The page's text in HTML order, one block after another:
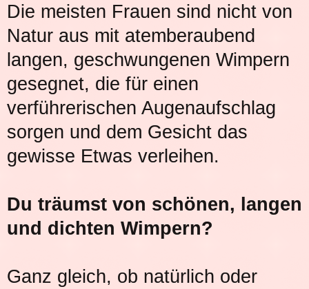
Die meisten Frauen sind nicht von
Natur aus mit atemberaubend
langen, geschwungenen Wimpern
gesegnet, die für einen
verführerischen Augenaufschlag
sorgen und dem Gesicht das
gewisse Etwas verleihen.
Du träumst von schönen, langen
und dichten Wimpern?
Ganz gleich, ob natürlich oder